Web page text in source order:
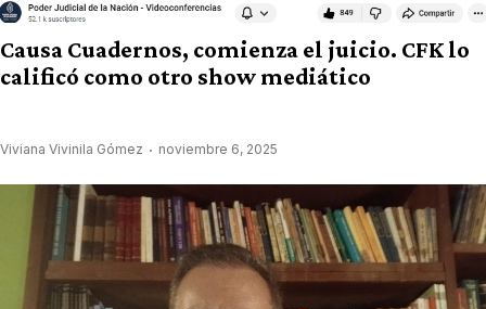
Causa Cuadernos, comienza el juicio. CFK lo
calificó como otro show mediático
Viviana Vivinila Gómez noviembre 6, 2025